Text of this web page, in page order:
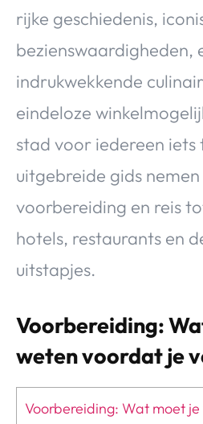
rijke geschiedenis,
bezienswaardigheden,
indrukwekkende
eindeloze
stad voor iedereen iets
uitgebreide gids
voorbereiding en reis
hotels, restaurants en
uitstapjes.
Voorbereiding:
weten voordat je
Voorbereiding: Wat moet